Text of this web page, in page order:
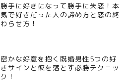
勝手に好きになって勝手に失恋！本
気で好きだった人の諦め方と恋の終
わらせ方！
密かな好意を抱く既婚男性5つの好
きサインと彼を落とす必勝テクニッ
ク！